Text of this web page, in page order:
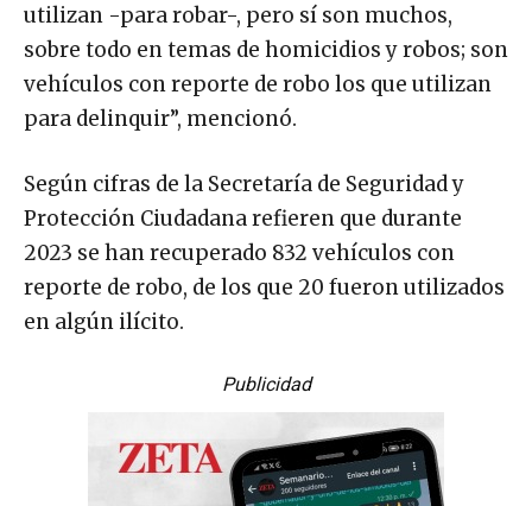
utilizan -para robar-, pero sí son muchos,
sobre todo en temas de homicidios y robos; son
vehículos con reporte de robo los que utilizan
para delinquir”, mencionó.
Según cifras de la Secretaría de Seguridad y
Protección Ciudadana refieren que durante
2023 se han recuperado 832 vehículos con
reporte de robo, de los que 20 fueron utilizados
en algún ilícito.
Publicidad